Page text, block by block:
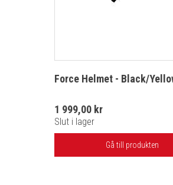
Force Helmet - Black/
1 999,00 kr
Slut i lager
Gå till produkten